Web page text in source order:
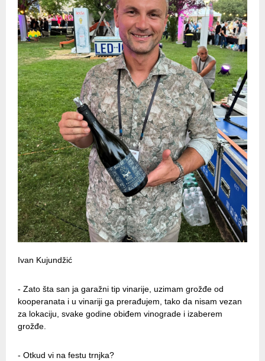
Ivan Kujundžić
- Zato šta san ja garažni tip vinarije, uzimam grožđe od
kooperanata i u vinariji ga prerađujem, tako da nisam vezan
za lokaciju, svake godine obiđem vinograde i izaberem
grožđe.
- Otkud vi na festu trnjka?